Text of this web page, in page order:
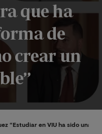
que ha
de
crear un
“Estudiar en VIU ha sido una